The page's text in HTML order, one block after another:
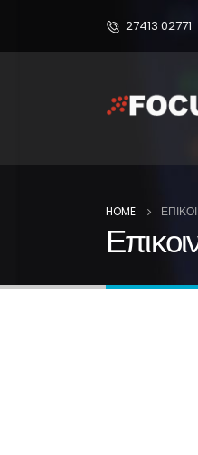
27413 02771
HOME